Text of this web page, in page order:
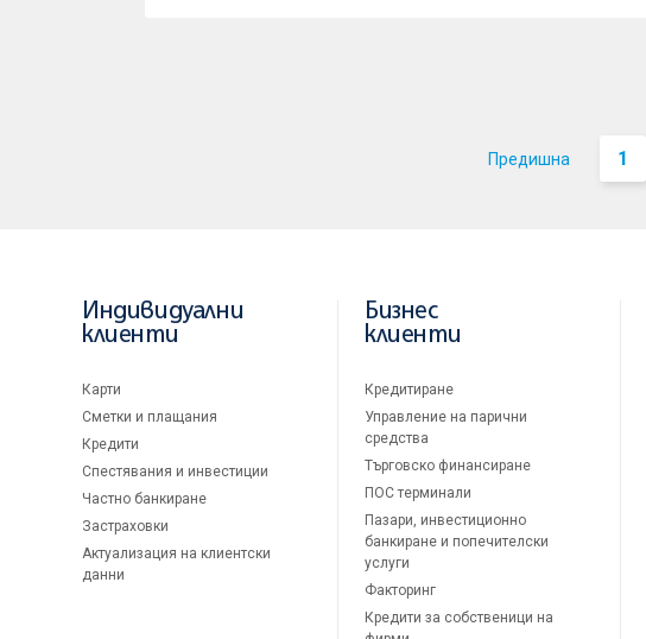
Предишна 1
Индивидуални
клиенти
Карти
Сметки и плащания
Кредити
Спестявания и инвестиции
Частно банкиране
Застраховки
Актуализация на клиентски
данни
Бизнес
клиенти
Кредитиране
Управление на парични
средства
Търговско финансиране
ПОС терминали
Пазари, инвестиционно
банкиране и попечителски
услуги
Факторинг
Кредити за собственици на